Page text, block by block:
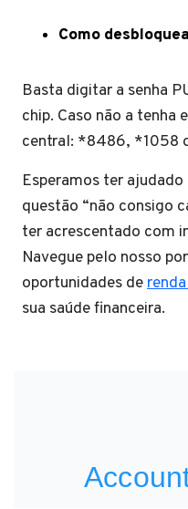
Como
Basta digitar a senha
chip. Caso não a tenha
central: *8486, *1058
Esperamos ter
questão “não consigo
ter acrescentado com
Navegue pelo nosso
oportunidades de
sua saúde financeira.